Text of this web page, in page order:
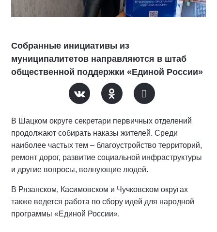
Собранные инициативы из
муниципалитетов направляются в штаб
общественной поддержки «Единой России»
В Шацком округе секретари первичных отделений
продолжают собирать наказы жителей. Среди
наиболее частых тем – благоустройство территорий,
ремонт дорог, развитие социальной инфраструктуры
и другие вопросы, волнующие людей.
В Рязанском, Касимовском и Чучковском округах
также ведется работа по сбору идей для народной
программы «Единой России».